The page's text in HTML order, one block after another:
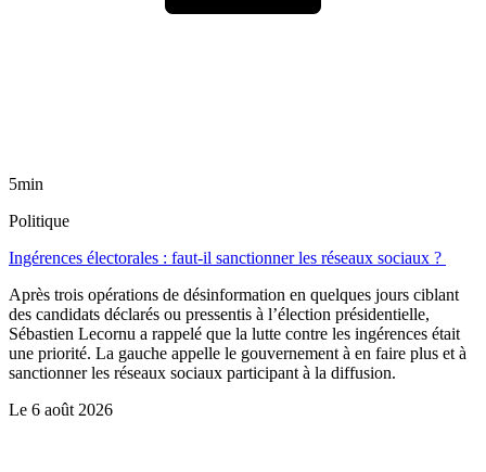
5min
Politique
Ingérences électorales : faut-il sanctionner les réseaux sociaux ?
Après trois opérations de désinformation en quelques jours ciblant
des candidats déclarés ou pressentis à l’élection présidentielle,
Sébastien Lecornu a rappelé que la lutte contre les ingérences était
une priorité. La gauche appelle le gouvernement à en faire plus et à
sanctionner les réseaux sociaux participant à la diffusion.
Le 6 août 2026